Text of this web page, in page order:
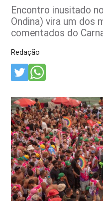
Encontro inusitado
Ondina) vira um dos
comentados do
Redação